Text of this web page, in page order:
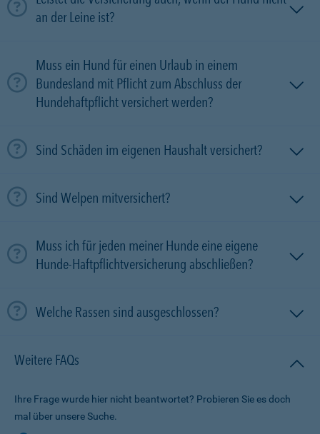
an der Leine ist?
Muss ein Hund für einen Urlaub in einem
Bundesland mit Pflicht zum Abschluss der
Hundehaftpflicht versichert werden?
Sind Schäden im eigenen Haushalt versichert?
Sind Welpen mitversichert?
Muss ich für jeden meiner Hunde eine eigene
Hunde-Haftpflichtversicherung abschließen?
Welche Rassen sind ausgeschlossen?
Weitere FAQs
Ihre Frage wurde hier nicht beantwortet? Probieren Sie es doch
mal über unsere Suche.